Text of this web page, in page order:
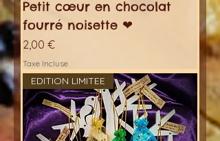
Petit cœur en chocolat
fourré noisette ❤
Prix
2,00 €
Taxe Incluse
EDITION LIMITEE